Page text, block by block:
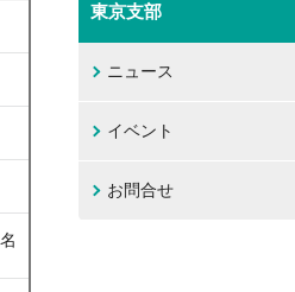
東京支部
ニュース
イベント
お問合せ